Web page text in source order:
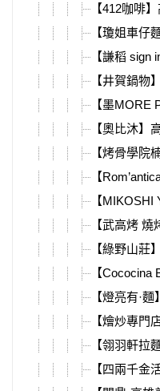
【412咖啡
【瓊姐車仔
【謙稻
【井賀鍋物
【墨MORE
【奧比沐】
【烤骨學院
【
【
【武高烤
【綠野山莊
【
【燈亮有·
【燴炒專門
【翎羽軒拉
【四兩千金